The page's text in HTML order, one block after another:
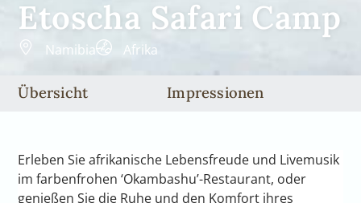
Etoscha Safari Camp
Namibia Afrika
Übersicht Impressionen
Erleben Sie afrikanische Lebensfreude und Livemusik
im farbenfrohen ‘Okambashu’-Restaurant, oder
genießen Sie die Ruhe und den Komfort ihres